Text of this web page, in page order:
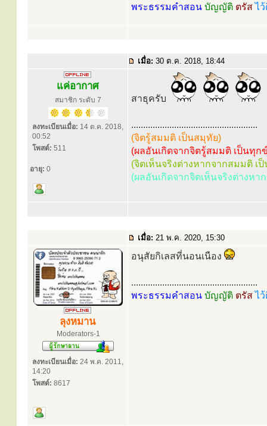
พระธรรมคำสอน บัญญัติ ตรัสไ
เมื่อ: 30 ต.ค. 2018, 18:44
แค่อากาศ
สมาชิก ระดับ 7
ลงทะเบียนเมื่อ: 14 ต.ค. 2018,
00:52
โพสต์: 511
อายุ: 0
สาธุครับ
.....................................................
(จิตรู้สมมติ เป็นสมุทัย)
(ผลอันเกิดจากจิตรู้สมมติ เป็นทุก
(จิตเห็นจริงต่างหากจากสมมติ เ
(ผลอันเกิดจากจิตเห็นจริงต่างหา
เมื่อ: 21 พ.ค. 2020, 15:30
ลุงหมาน
Moderators-1
ลงทะเบียนเมื่อ: 24 พ.ค. 2011,
14:20
โพสต์: 8617
อนุสัยกิเลสที่นอนเนือง
.....................................................
พระธรรมคำสอน บัญญัติ ตรัสไ